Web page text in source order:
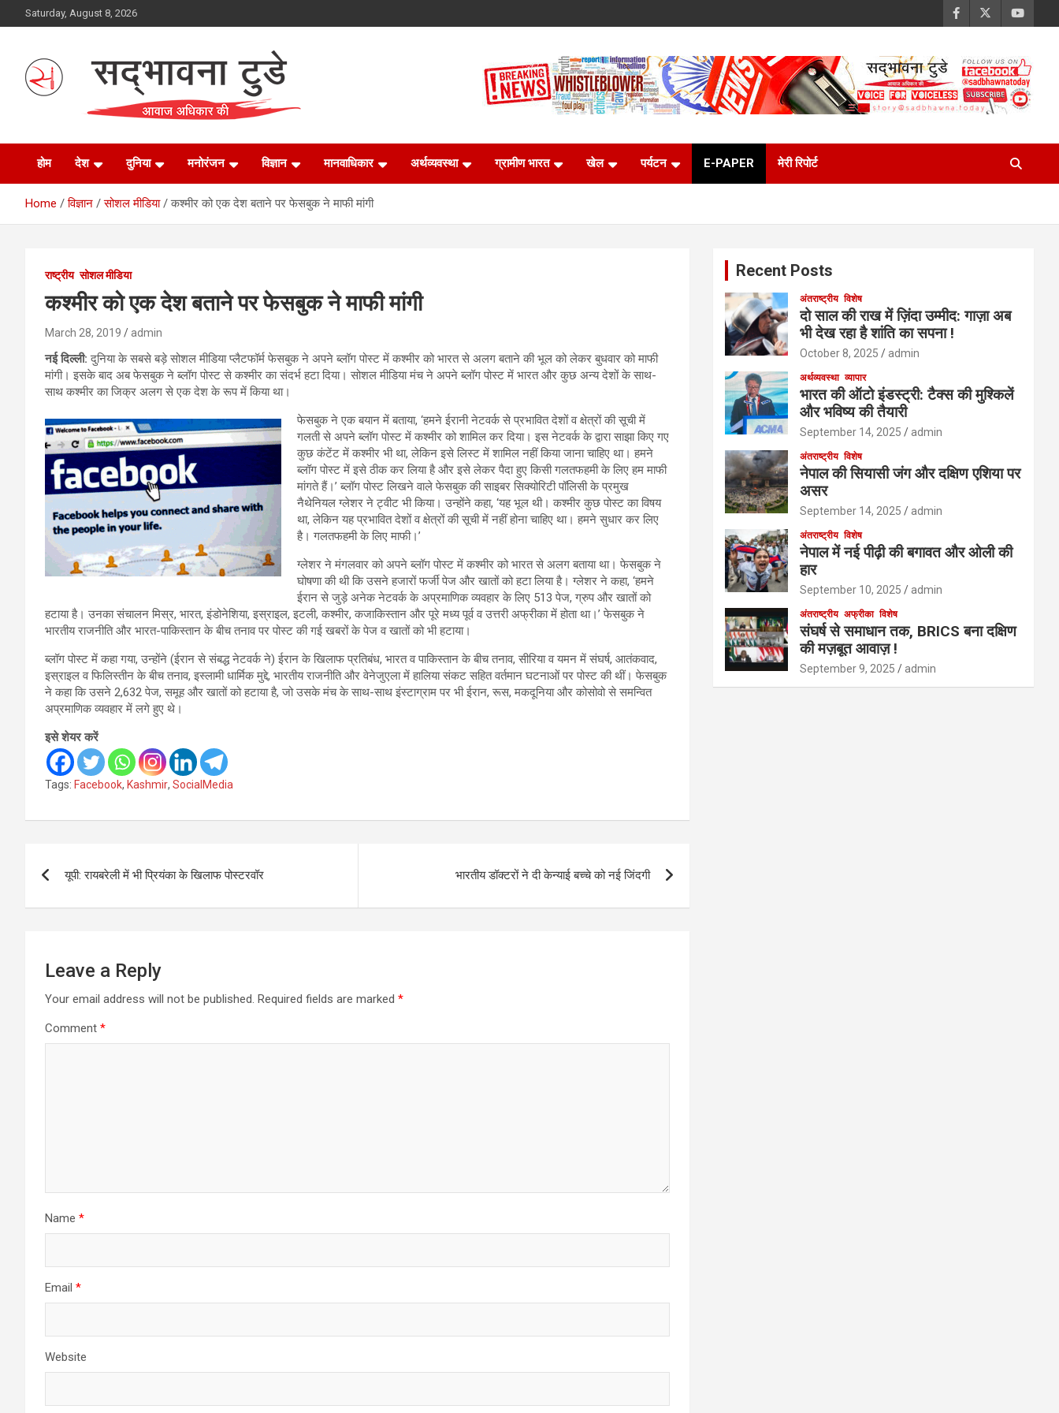
to
Saturday, August 8, 2026
Sadbhawna Today
होम देश दुनिया मनोरंजन विज्ञान मानवाधिकार अर्थव्यवस्था ग्रामीण भारत खेल पर्यटन E-PAPER मेरी रिपोर्ट
Home विज्ञान सोशल मीडिया कश्मीर को एक देश बताने पर फेसबुक ने माफी मांगी
राष्ट्रीय सोशल मीडिया
कश्मीर को एक देश बताने पर फेसबुक ने माफी मांगी
March 28, 2019 admin
नई दिल्ली: दुनिया के सबसे बड़े सोशल मीडिया प्लैटफॉर्म फेसबुक ने अपने ब्लॉग पोस्ट में कश्मीर को भारत से अलग बताने की भूल को लेकर बुधवार को माफी
मांगी। इसके बाद अब फेसबुक ने ब्लॉग पोस्ट से कश्मीर का संदर्भ हटा दिया। सोशल मीडिया मंच ने अपने ब्लॉग पोस्ट में भारत और कुछ अन्य देशों के साथ-
साथ कश्मीर का जिक्र अलग से एक देश के रूप में किया था।
फेसबुक ने एक बयान में बताया, ‘हमने ईरानी नेटवर्क से प्रभावित देशों व क्षेत्रों की सूची में
गलती से अपने ब्लॉग पोस्ट में कश्मीर को शामिल कर दिया। इस नेटवर्क के द्वारा साझा किए गए
कुछ कंटेंट में कश्मीर भी था, लेकिन इसे लिस्ट में शामिल नहीं किया जाना चाहिए था। हमने
ब्लॉग पोस्ट में इसे ठीक कर लिया है और इसे लेकर पैदा हुए किसी गलतफहमी के लिए हम माफी
मांगते हैं।’ ब्लॉग पोस्ट लिखने वाले फेसबुक की साइबर सिक्योरिटी पॉलिसी के प्रमुख
नैथेनियल ग्लेशर ने ट्वीट भी किया। उन्होंने कहा, ‘यह भूल थी। कश्मीर कुछ पोस्ट का विषय
था, लेकिन यह प्रभावित देशों व क्षेत्रों की सूची में नहीं होना चाहिए था। हमने सुधार कर लिए
है। गलतफहमी के लिए माफी।’
ग्लेशर ने मंगलवार को अपने ब्लॉग पोस्ट में कश्मीर को भारत से अलग बताया था। फेसबुक ने
घोषणा की थी कि उसने हजारों फर्जी पेज और खातों को हटा लिया है। ग्लेशर ने कहा, ‘हमने
ईरान से जुड़े अनेक नेटवर्क के अप्रमाणिक व्यवहार के लिए 513 पेज, ग्रुप और खातों को
हटाया है। उनका संचालन मिस्र, भारत, इंडोनेशिया, इस्राइल, इटली, कश्मीर, कजाकिस्तान और पूरे मध्य पूर्व व उत्तरी अफ्रीका में होता था।’ फेसबुक ने
भारतीय राजनीति और भारत-पाकिस्तान के बीच तनाव पर पोस्ट की गई खबरों के पेज व खातों को भी हटाया।
ब्लॉग पोस्ट में कहा गया, उन्होंने (ईरान से संबद्ध नेटवर्क ने) ईरान के खिलाफ प्रतिबंध, भारत व पाकिस्तान के बीच तनाव, सीरिया व यमन में संघर्ष, आतंकवाद,
इस्राइल व फिलिस्तीन के बीच तनाव, इस्लामी धार्मिक मुद्दे, भारतीय राजनीति और वेनेजुएला में हालिया संकट सहित वर्तमान घटनाओं पर पोस्ट की थीं। फेसबुक
ने कहा कि उसने 2,632 पेज, समूह और खातों को हटाया है, जो उसके मंच के साथ-साथ इंस्टाग्राम पर भी ईरान, रूस, मकदूनिया और कोसोवो से समन्वित
अप्रमाणिक व्यवहार में लगे हुए थे।
इसे शेयर करें
Tags: Facebook, Kashmir, SocialMedia
navigation
यूपी: रायबरेली में भी प्रियंका के खिलाफ पोस्टरवॉर भारतीय डॉक्टरों ने दी केन्याई बच्चे को नई जिंदगी
Leave a Reply
Your email address will not be published. Required fields are marked *
Comment *
Name *
Email *
Website
Recent Posts
अंतराष्ट्रीय विशेष
दो साल की राख में ज़िंदा उम्मीद: गाज़ा अब
भी देख रहा है शांति का सपना !
October 8, 2025 admin
अर्थव्यवस्था व्यापार
भारत की ऑटो इंडस्ट्री: टैक्स की मुश्किलें
और भविष्य की तैयारी
September 14, 2025 admin
अंतराष्ट्रीय विशेष
नेपाल की सियासी जंग और दक्षिण एशिया पर
असर
September 14, 2025 admin
अंतराष्ट्रीय विशेष
नेपाल में नई पीढ़ी की बगावत और ओली की
हार
September 10, 2025 admin
अंतराष्ट्रीय अफ्रीका विशेष
संघर्ष से समाधान तक, BRICS बना दक्षिण
की मज़बूत आवाज़ !
September 9, 2025 admin